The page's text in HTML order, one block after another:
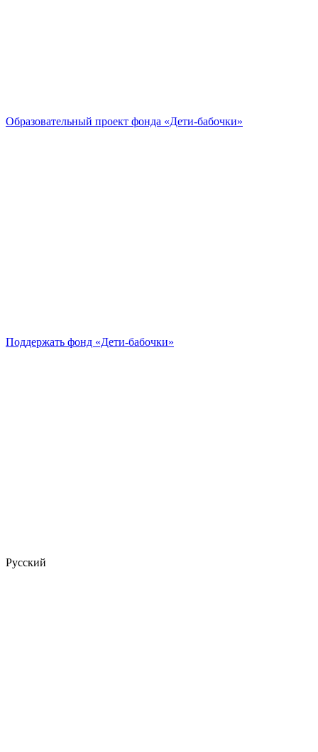
Образовательный проект фонда «Дети-бабочки»
Поддержать фонд «Дети-бабочки»
Русский